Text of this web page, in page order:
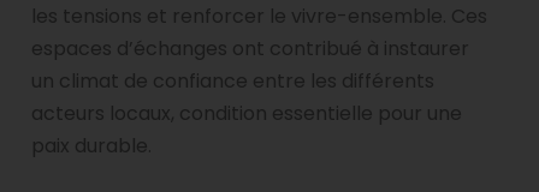
les tensions et renforcer le vivre-ensemble. Ces
espaces d’échanges ont contribué à instaurer
un climat de confiance entre les différents
acteurs locaux, condition essentielle pour une
paix durable.